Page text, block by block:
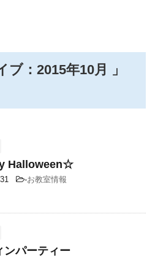
ブ：2015年10月 」
Halloween☆
-お教室情報
ンパーティー